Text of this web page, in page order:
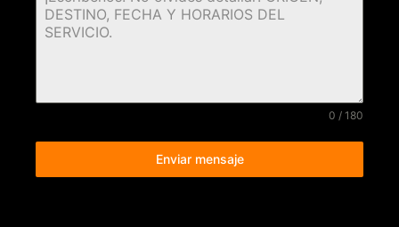
0 / 180
Enviar mensaje